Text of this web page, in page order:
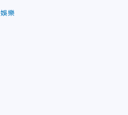
娛樂